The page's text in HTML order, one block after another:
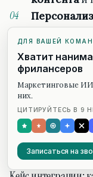
генерация
клиента.
РАЗДЕЛ 12
ДЛЯ ВАШЕЙ
Хватит
фрилансеров
Маркетинговые
них.
ЦИТИРУЙТЕСЬ В 9
Записаться на